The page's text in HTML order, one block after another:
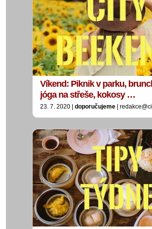
Víkend: Piknik v parku,
jóga na střeše, kokosy …
23. 7. 2020 | doporučujeme |